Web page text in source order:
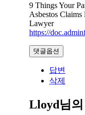
9 Things Your
Asbestos
Lawyer
https://
댓글옵션
답변
삭제
Lloyd님